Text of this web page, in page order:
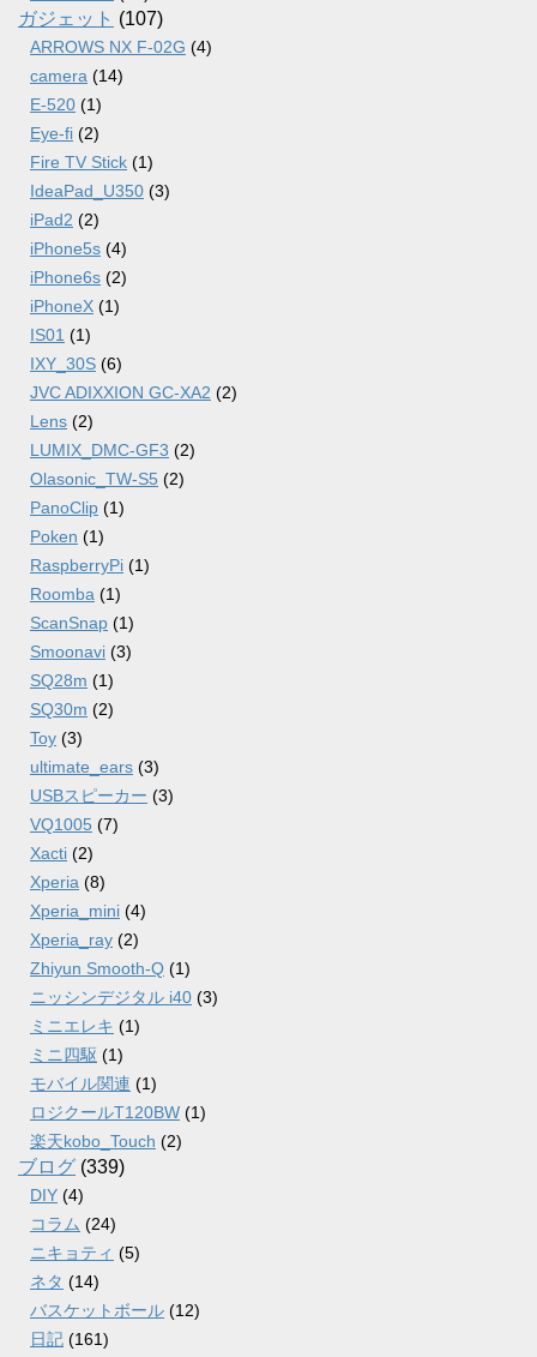
ガジェット (107)
ARROWS NX F-02G (4)
camera (14)
E-520 (1)
Eye-fi (2)
Fire TV Stick (1)
IdeaPad_U350 (3)
iPad2 (2)
iPhone5s (4)
iPhone6s (2)
iPhoneX (1)
IS01 (1)
IXY_30S (6)
JVC ADIXXION GC-XA2 (2)
Lens (2)
LUMIX_DMC-GF3 (2)
Olasonic_TW-S5 (2)
PanoClip (1)
Poken (1)
RaspberryPi (1)
Roomba (1)
ScanSnap (1)
Smoonavi (3)
SQ28m (1)
SQ30m (2)
Toy (3)
ultimate_ears (3)
USBスピーカー (3)
VQ1005 (7)
Xacti (2)
Xperia (8)
Xperia_mini (4)
Xperia_ray (2)
Zhiyun Smooth-Q (1)
ニッシンデジタル i40 (3)
ミニエレキ (1)
ミニ四駆 (1)
モバイル関連 (1)
ロジクールT120BW (1)
楽天kobo_Touch (2)
ブログ (339)
DIY (4)
コラム (24)
ニキョティ (5)
ネタ (14)
バスケットボール (12)
日記 (161)